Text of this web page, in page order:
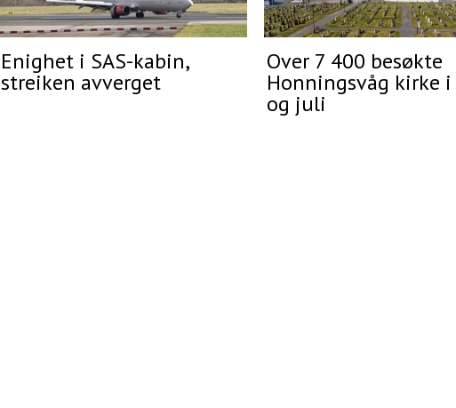
Enighet i SAS-kabin,
streiken avverget
Over 7 400 besøkte
Honningsvåg kirke
og juli